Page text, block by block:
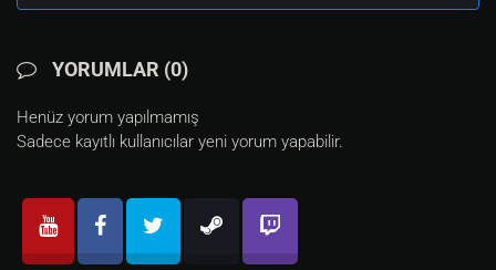
YORUMLAR (0)
Henüz yorum yapılmamış
Sadece kayıtlı kullanıcılar yeni yorum yapabilir.